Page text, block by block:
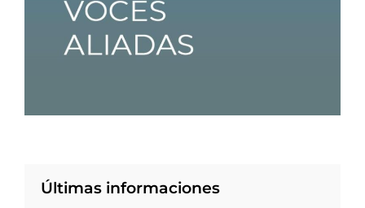
Últimas informaciones